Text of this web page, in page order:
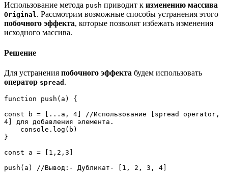
Использование метода push приводит к изменению массива
Original. Рассмотрим возможные способы устранения этого
побочного эффекта, которые позволят избежать изменения
исходного массива.
Решение
Для устранения побочного эффекта будем использовать
оператор spread .
function push(a) {
const b = [...a, 4] //Использование [spread operator,
4] для добавления элемента.
    console.log(b)
}
const a = [1,2,3]
push(a) //Вывод:- Дубликат- [1, 2, 3, 4]